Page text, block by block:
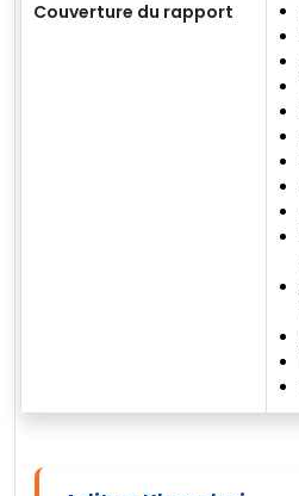
Couverture du rapport